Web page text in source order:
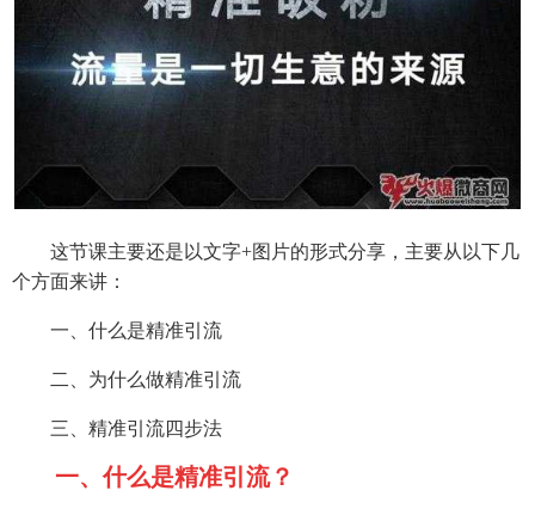
这节课主要还是以文字+图片的形式分享，主要从以下几
个方面来讲：
一、什么是精准引流
二、为什么做精准引流
三、精准引流四步法
一、什么是精准引流？